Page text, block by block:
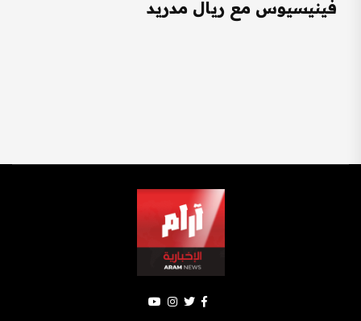
فينيسيوس مع ريال مدريد